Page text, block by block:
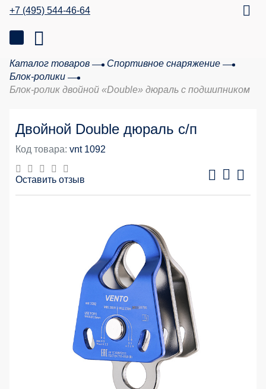
+7 (495) 544-46-64
Каталог товаров
Спортивное снаряжение
Блок-ролики
Блок-ролик двойной «Double» дюраль с подшипником
Двойной Double дюраль с/п
Код товара: vnt 1092
Оставить отзыв